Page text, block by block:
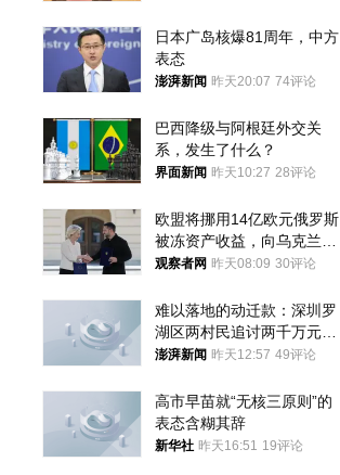
日本广岛核爆81周年，中方
表态
澎湃新闻 昨天20:07 74评论
巴西降级与阿根廷外交关
系，发生了什么？
界面新闻 昨天10:27 28评论
欧盟将挪用14亿欧元俄罗斯
被冻资产收益，向乌克兰提
供援助
观察者网 昨天08:09 30评论
难以落地的动迁款：深圳罗
湖区两村民追讨两千万元动
迁款八年未果
澎湃新闻 昨天12:57 49评论
高市早苗就“无核三原则”的
表态含糊其辞
新华社 昨天16:51 19评论